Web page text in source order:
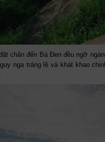
chân đến Bà Đen đều ngỡ
nga tráng lệ và khát khao